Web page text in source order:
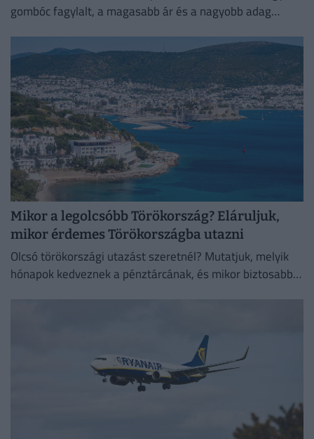
gombóc fagylalt, a magasabb ár és a nagyobb adag
Mikor a legolcsóbb Törökország? Eláruljuk,
mikor érdemes Törökországba utazni
Olcsó törökországi utazást szeretnél? Mutatjuk, melyik
hónapok kedveznek a pénztárcának, és mikor biztosabb a